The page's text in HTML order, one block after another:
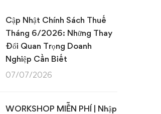
Cập Nhật Chính Sách Thuế
Tháng 6/2026: Những Thay
Đổi Quan Trọng Doanh
Nghiệp Cần Biết
07/07/2026
WORKSHOP MIỄN PHÍ | Nhập